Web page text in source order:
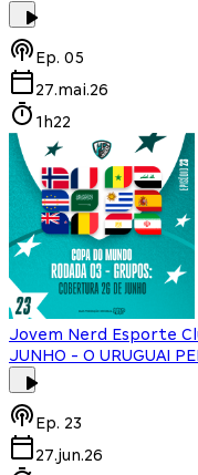
Ep. 05
27.mai.26
1h22
Jovem Nerd Esporte
JUNHO - O URUGUAI
Ep. 23
27.jun.26